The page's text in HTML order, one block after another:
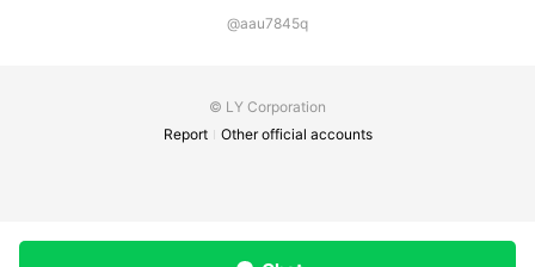
@aau7845q
© LY Corporation
Report
Other official accounts